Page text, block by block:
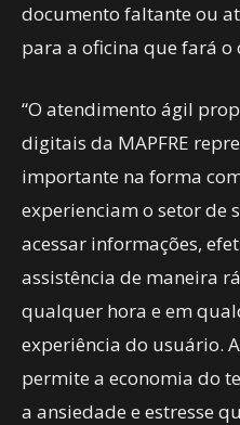
documento faltante ou
para a oficina que fará o
“O atendimento ágil
digitais da MAPFRE
importante na forma
experienciam o setor de
acessar informações,
assistência de maneira
qualquer hora e em
experiência do usuário.
permite a economia do
a ansiedade e estresse